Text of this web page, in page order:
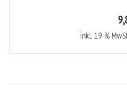
inkl. 19 %